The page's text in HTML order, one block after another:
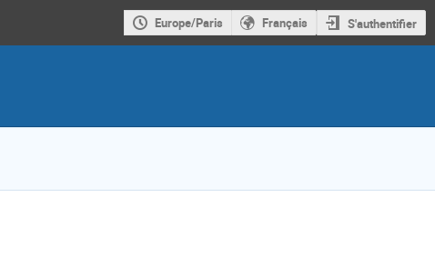
Europe/Paris Français S'authentifier